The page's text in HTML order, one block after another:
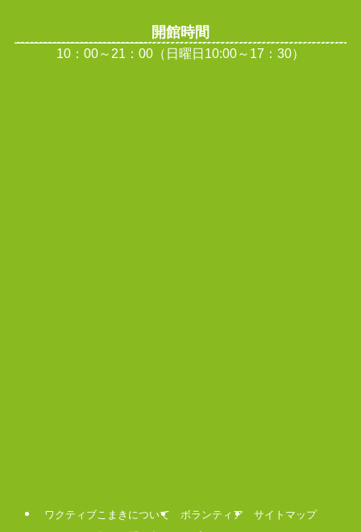
開館時間
10：00～21：00（日曜日10:00～17：30）
ワクティブこまきについて ボランティア
サイトマップ